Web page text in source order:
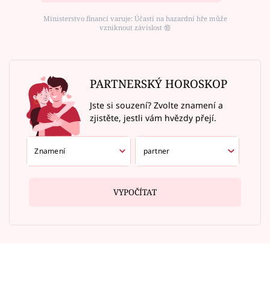
Ministerstvo financí varuje: Účastí na hazardní hře může
vzniknout závislost ⑱
PARTNERSKÝ HOROSKOP
Jste si souzení? Zvolte znamení a
zjistěte, jestli vám hvězdy přejí.
VYPOČÍTAT